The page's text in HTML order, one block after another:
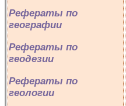
Рефераты по
географии
Рефераты по
геодезии
Рефераты по
геологии